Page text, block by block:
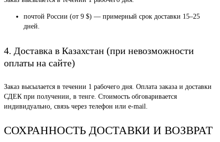
почтой России (от 9 $) — примерный срок доставки 15–25
дней.
4. Доставка в Казахстан (при невозможности
оплаты на сайте)
Заказ высылается в течении 1 рабочего дня. Оплата заказа и доставки
СДЕК при получении, в тенге. Стоимость обговаривается
индивидуально, связь через телефон или e-mail.
СОХРАННОСТЬ ДОСТАВКИ И ВОЗВРАТ